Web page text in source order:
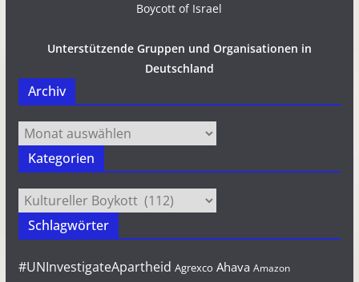
Unterstützende Gruppen und Organisationen in
Deutschland
Archiv
Archiv
Kategorien
Kategorien
Schlagwörter
#UNInvestigateApartheid Agrexco Ahava Amazon